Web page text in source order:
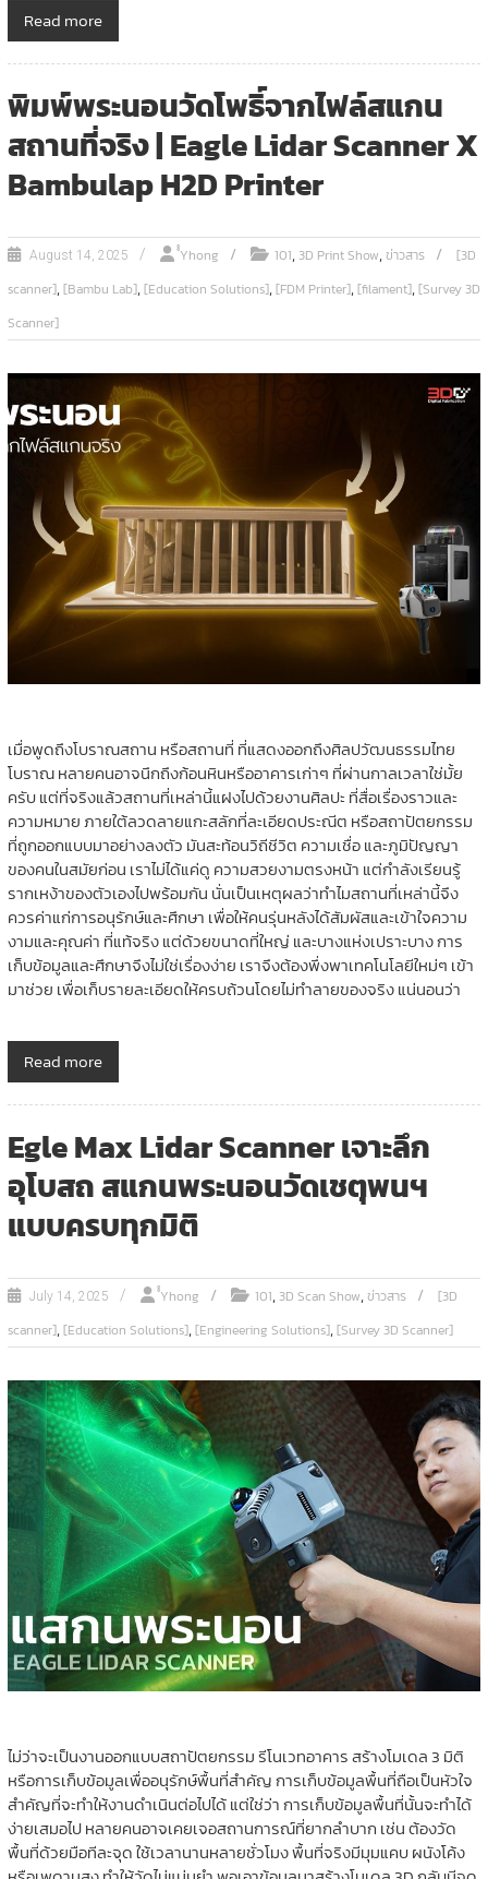
Read more
พิมพ์พระนอนวัดโพธิ์จากไฟล์สแกน
สถานที่จริง | Eagle Lidar Scanner X
Bambulap H2D Printer
August 14, 2025 ํํYhong 101,3D Print Show,ข่าวสาร
[3D
scanner],[Bambu Lab],[Education Solutions],[FDM Printer],[filament],[Survey 3D
Scanner]
เมื่อพูดถึงโบราณสถาน หรือสถานที่ ที่แสดงออกถึงศิลปวัฒนธรรมไทย
โบราณ หลายคนอาจนึกถึงก้อนหินหรืออาคารเก่าๆ ที่ผ่านกาลเวลาใช่มั้ย
ครับ แต่ที่จริงแล้วสถานที่เหล่านี้แฝงไปด้วยงานศิลปะ ที่สื่อเรื่องราวและ
ความหมาย ภายใต้ลวดลายแกะสลักที่ละเอียดประณีต หรือสถาปัตยกรรม
ที่ถูกออกแบบมาอย่างลงตัว มันสะท้อนวิถีชีวิต ความเชื่อ และภูมิปัญญา
ของคนในสมัยก่อน เราไม่ได้แค่ดู ความสวยงามตรงหน้า แต่กำลังเรียนรู้
รากเหง้าของตัวเองไปพร้อมกัน นั่นเป็นเหตุผลว่าทำไมสถานที่เหล่านี้จึง
ควรค่าแก่การอนุรักษ์และศึกษา เพื่อให้คนรุ่นหลังได้สัมผัสและเข้าใจความ
งามและคุณค่า ที่แท้จริง แต่ด้วยขนาดที่ใหญ่ และบางแห่งเปราะบาง การ
เก็บข้อมูลและศึกษาจึงไม่ใช่เรื่องง่าย เราจึงต้องพึ่งพาเทคโนโลยีใหม่ๆ เข้า
มาช่วย เพื่อเก็บรายละเอียดให้ครบถ้วนโดยไม่ทำลายของจริง แน่นอนว่า
Read more
Egle Max Lidar Scanner เจาะลึก
อุโบสถ สแกนพระนอนวัดเชตุพนฯ
แบบครบทุกมิติ
July 14, 2025 ํํYhong 101,3D Scan Show,ข่าวสาร
[3D
scanner],[Education Solutions],[Engineering Solutions],[Survey 3D Scanner]
ไม่ว่าจะเป็นงานออกแบบสถาปัตยกรรม รีโนเวทอาคาร สร้างโมเดล 3 มิติ
หรือการเก็บข้อมูลเพื่ออนุรักษ์พื้นที่สำคัญ การเก็บข้อมูลพื้นที่ถือเป็นหัวใจ
สำคัญที่จะทำให้งานดำเนินต่อไปได้ แต่ใช่ว่า การเก็บข้อมูลพื้นที่นั้นจะทำได้
ง่ายเสมอไป หลายคนอาจเคยเจอสถานการณ์ที่ยากลำบาก เช่น ต้องวัด
พื้นที่ด้วยมือทีละจุด ใช้เวลานานหลายชั่วโมง พื้นที่จริงมีมุมแคบ ผนังโค้ง